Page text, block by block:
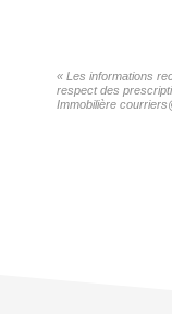
« Les informations
respect des
Immobilière